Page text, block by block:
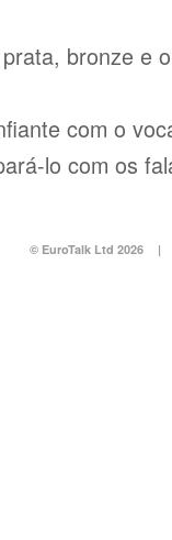
bronze e
com o
lo com os
© EuroTalk Ltd 2026 |